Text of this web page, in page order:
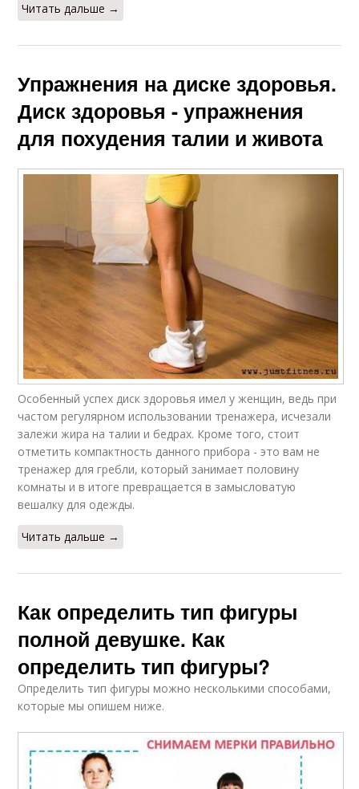
Читать дальше →
Упражнения на диске здоровья.
Диск здоровья - упражнения
для похудения талии и живота
Особенный успех диск здоровья имел у женщин, ведь при
частом регулярном использовании тренажера, исчезали
залежи жира на талии и бедрах. Кроме того, стоит
отметить компактность данного прибора - это вам не
тренажер для гребли, который занимает половину
комнаты и в итоге превращается в замысловатую
вешалку для одежды.
Читать дальше →
Как определить тип фигуры
полной девушке. Как
определить тип фигуры?
Определить тип фигуры можно несколькими способами,
которые мы опишем ниже.